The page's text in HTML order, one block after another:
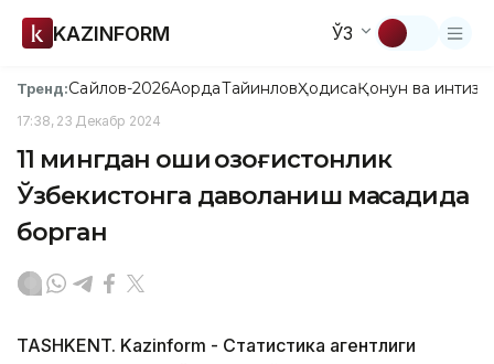
KAZINFORM ЎЗ
Тренд:Сайлов-2026АқордаТайинловҲодисаҚонун ва
17:38, 23 Декабр 2024
11 мингдан ошиқ қозоғистонлик
Ўзбекистонга даволаниш мақсадида
борган
TASHKENT. Kazinform - Статистика агентлиги